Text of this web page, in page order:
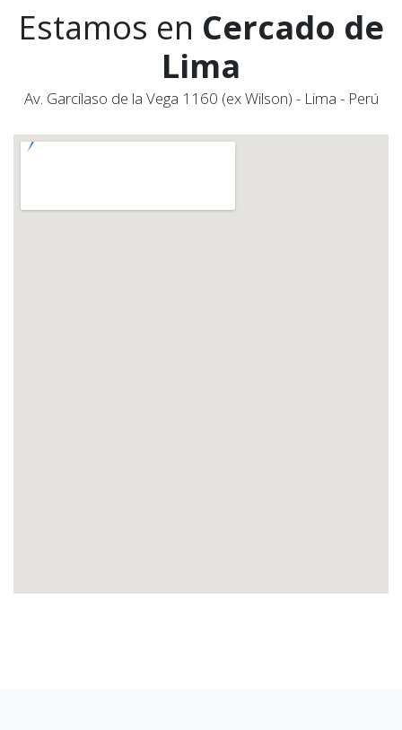
Estamos en Cercado de
Lima
Av. Garcilaso de la Vega 1160 (ex Wilson) - Lima - Perú